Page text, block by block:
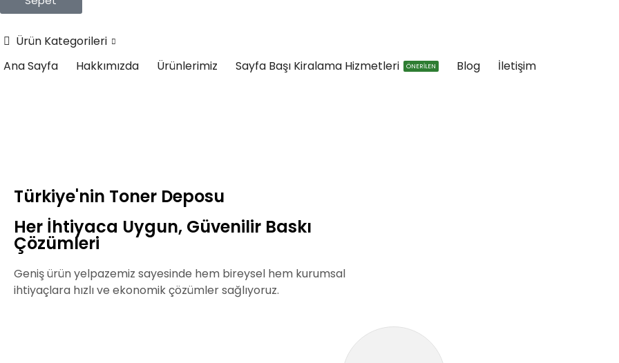
Ürün Kategorileri
Ana Sayfa
Hakkımızda Ürünlerimiz Sayfa Başı Kiralama Hizmetleri ÖNERİLEN Blog İletişim
Türkiye'nin Toner Deposu
Her İhtiyaca Uygun, Güvenilir Baskı
Çözümleri
Geniş ürün yelpazemiz sayesinde hem bireysel hem kurumsal
ihtiyaçlara hızlı ve ekonomik çözümler sağlıyoruz.